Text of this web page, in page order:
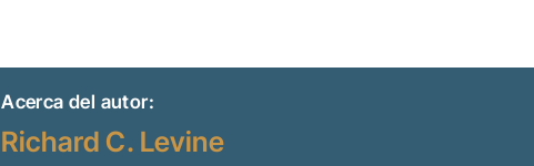
Acerca del autor:
Richard C. Levine